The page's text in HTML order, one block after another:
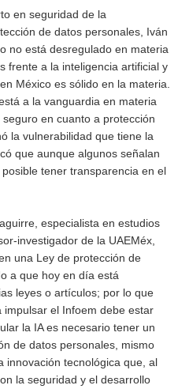
en seguridad de la
de datos personales, Iván
no está desregulado en materia
frente a la inteligencia artificial y
México es sólido en la materia.
a la vanguardia en materia
en cuanto a protección
la vulnerabilidad que tiene la
que aunque algunos señalan
tener transparencia en el
especialista en estudios
investigador de la UAEMéx,
una Ley de protección de
a que hoy en día está
leyes o artículos; por lo que
impulsar el Infoem debe estar
la IA es necesario tener un
de datos personales, mismo
innovación tecnológica que, al
la seguridad y el desarrollo